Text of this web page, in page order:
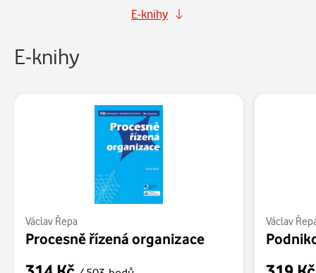
E-knihy
E-knihy
Václav Řepa
Procesně řízená organizace
Václav